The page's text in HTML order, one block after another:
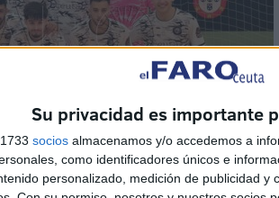
Su privacidad es importante
socios almacenamos y/o accedemos a
como identificadores únicos e
personalizado, medición de publicidad y